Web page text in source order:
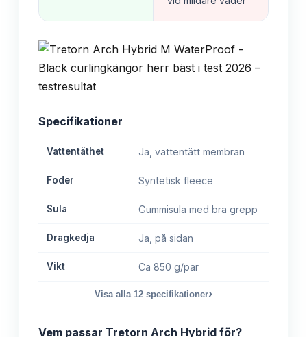
Specifikationer
Vattentäthet Ja, vattentätt membran
Foder Syntetisk fleece
Sula Gummisula med bra grepp
Dragkedja Ja, på sidan
Vikt Ca 850 g/par
Visa alla 12 specifikationer›
Vem passar Tretorn Arch Hybrid för?